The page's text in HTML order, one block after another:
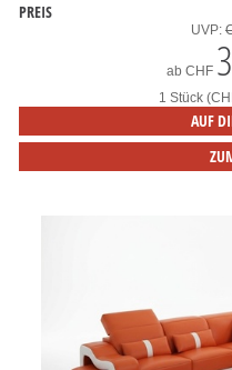
PREIS
UVP:
ab CHF
1 Stück
AUF